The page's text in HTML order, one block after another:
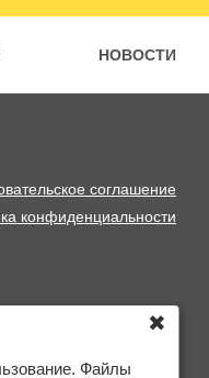
НОВОСТИ
соглашение
конфиденциальности
Файлы
✖